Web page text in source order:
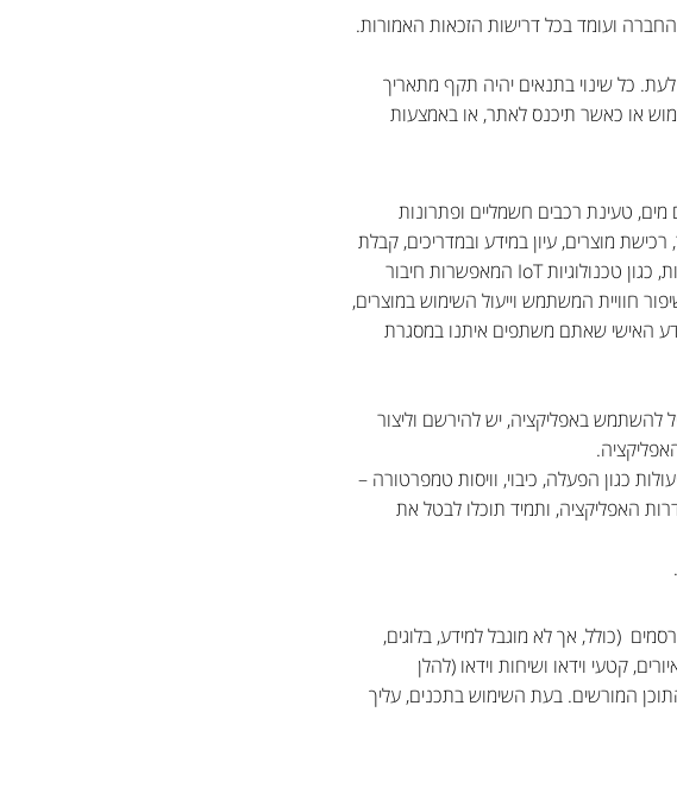
ועומד בכל דרישות הזכאות האמורות.
כל שינוי בתנאים יהיה תקף מתאריך
או כאשר תיכנס לאתר, או באמצעות
מים, טעינת רכבים חשמליים ופתרונות
רכישת מוצרים, עיון במידע ובמדריכים, קבלת
תמיכה טכנית, וניהול חכם של מוצרי החברה מרחוק באמצעות טכנולוגיות מתקדמות, כגון טכנולוגיות IoT המאפשרות חיבור
חוויית המשתמש וייעול השימוש במוצרים,
האישי שאתם משתפים איתנו במסגרת
באפליקציה, יש להירשם וליצור
כגון הפעלה, כיבוי, וויסות טמפרטורה –
האפליקציה, ותמיד תוכלו לבטל את
(כולל, אך לא מוגבל למידע, בלוגים,
קטעי וידאו ושיחות וידאו (להלן
המורשים. בעת השימוש בתכנים, עליך